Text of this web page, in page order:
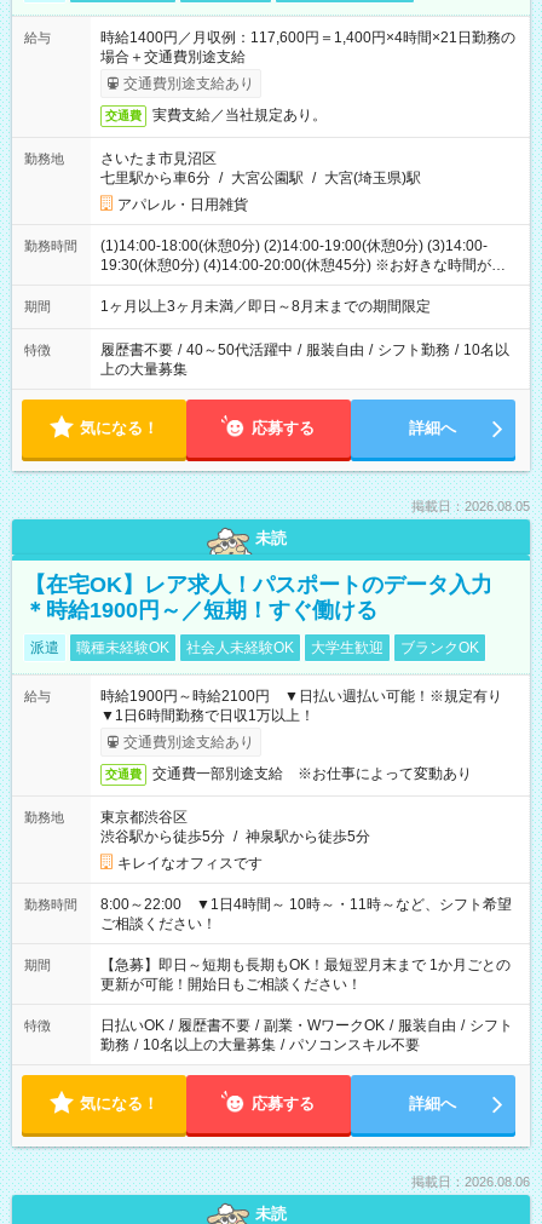
給与
時給1400円／月収例：117,600円＝1,400円×4時間×21日勤務の
場合＋交通費別途支給
交通費別途支給あり
交通費 実費支給／当社規定あり。
勤務地
さいたま市見沼区
七里駅から車6分 / 大宮公園駅 / 大宮(埼玉県)駅
アパレル・日用雑貨
勤務時間
(1)14:00-18:00(休憩0分) (2)14:00-19:00(休憩0分) (3)14:00-
19:30(休憩0分) (4)14:00-20:00(休憩45分) ※お好きな時間が選べ
ます
期間 1ヶ月以上3ヶ月未満／即日～8月末までの期間限定
特徴 履歴書不要 / 40～50代活躍中 / 服装自由 / シフト勤務 / 10名以
上の大量募集
気になる！ 応募する 詳細へ
掲載日：2026.08.05
未読
【在宅OK】レア求人！パスポートのデータ入力
＊時給1900円～／短期！すぐ働ける
派遣 職種未経験OK 社会人未経験OK 大学生歓迎 ブランクOK
給与
時給1900円～時給2100円 ▼日払い週払い可能！※規定有り
▼1日6時間勤務で日収1万以上！
交通費別途支給あり
交通費 交通費一部別途支給 ※お仕事によって変動あり
勤務地
東京都渋谷区
渋谷駅から徒歩5分 / 神泉駅から徒歩5分
キレイなオフィスです
勤務時間
8:00～22:00 ▼1日4時間～ 10時～・11時～など、シフト希望
ご相談ください！
期間
【急募】即日～短期も長期もOK！最短翌月末まで 1か月ごとの
更新が可能！開始日もご相談ください！
特徴 日払いOK / 履歴書不要 / 副業・WワークOK / 服装自由 / シフト
勤務 / 10名以上の大量募集 / パソコンスキル不要
気になる！ 応募する 詳細へ
掲載日：2026.08.06
未読